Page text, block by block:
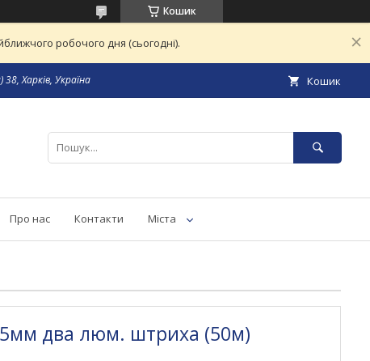
Кошик
робочого дня (сьогодні).
Харків, Україна Кошик
Про нас Контакти Міста
два люм. штриха (50м)